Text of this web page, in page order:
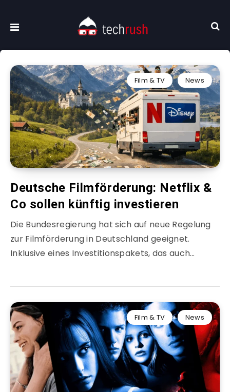
Film & TV News
Deutsche Filmförderung: Netflix &
Co sollen künftig investieren
Die Bundesregierung hat sich auf neue Regelung
zur Filmförderung in Deutschland geeignet.
Inklusive eines Investitionspakets, das auch…
Film & TV News